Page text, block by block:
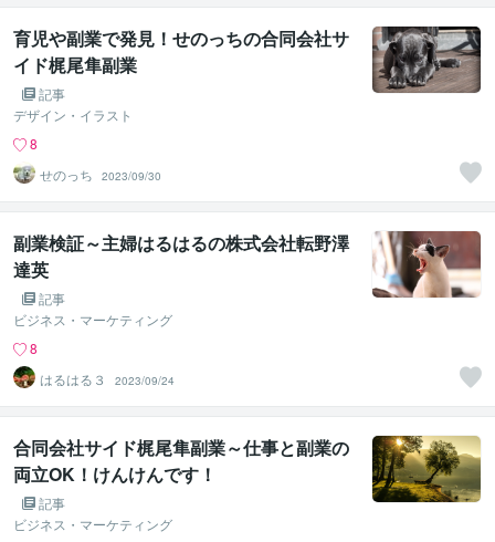
育児や副業で発見！せのっちの合同会社サ
イド梶尾隼副業
記事
デザイン・イラスト
8
せのっち
2023/09/30
副業検証～主婦はるはるの株式会社転野澤
達英
記事
ビジネス・マーケティング
8
はるはる３
2023/09/24
合同会社サイド梶尾隼副業～仕事と副業の
両立OK！けんけんです！
記事
ビジネス・マーケティング